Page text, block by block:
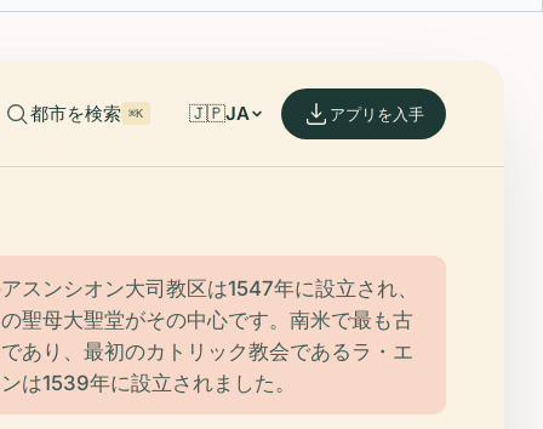
都市を検索 ⌘K 🇯🇵JA アプリを入手
スンシオン大司教区は1547年に設立され、
聖母大聖堂がその中心です。南米で最も古
あり、最初のカトリック教会であるラ・エ
は1539年に設立されました。